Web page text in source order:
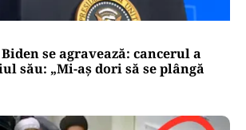
se agravează: cancerul a
său: „Mi-aș dori să se plângă